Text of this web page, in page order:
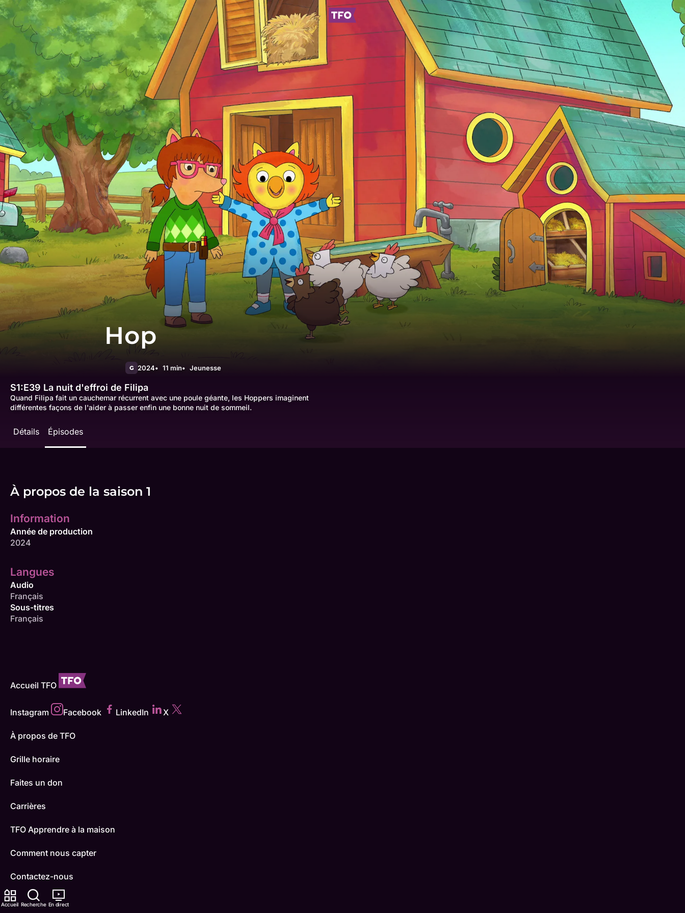
Accueil Recherche En direct
Hop
G 2024 11 min Jeunesse
S1:E39 La nuit d'effroi de Filipa
Quand Filipa fait un cauchemar récurrent avec une poule géante, les Hoppers imaginent
différentes façons de l'aider à passer enfin une bonne nuit de sommeil.
Détails Épisodes
À propos de la saison 1
Information
Année de production
2024
Langues
Audio
Français
Sous-titres
Français
Accueil TFO
Instagram Facebook LinkedIn X
À propos de TFO
Grille horaire
Faites un don
Carrières
TFO Apprendre à la maison
Comment nous capter
Contactez-nous
ONFR